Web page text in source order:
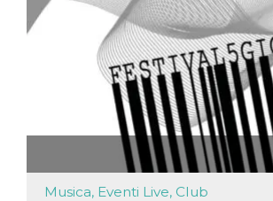
Musica, Eventi Live, Club